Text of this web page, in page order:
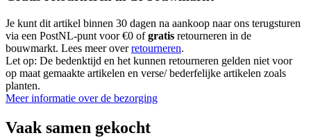
Je kunt dit artikel binnen 30 dagen na aankoop naar ons terugsturen
via een PostNL-punt voor €0 ofgratis retourneren in de
bouwmarkt. Lees meer overretourneren.
Let op: De bedenktijd en het kunnen retourneren gelden niet voor
op maat gemaakte artikelen en verse/ bederfelijke artikelen zoals
planten.
Meer informatie over de bezorging
Vaak samen gekocht